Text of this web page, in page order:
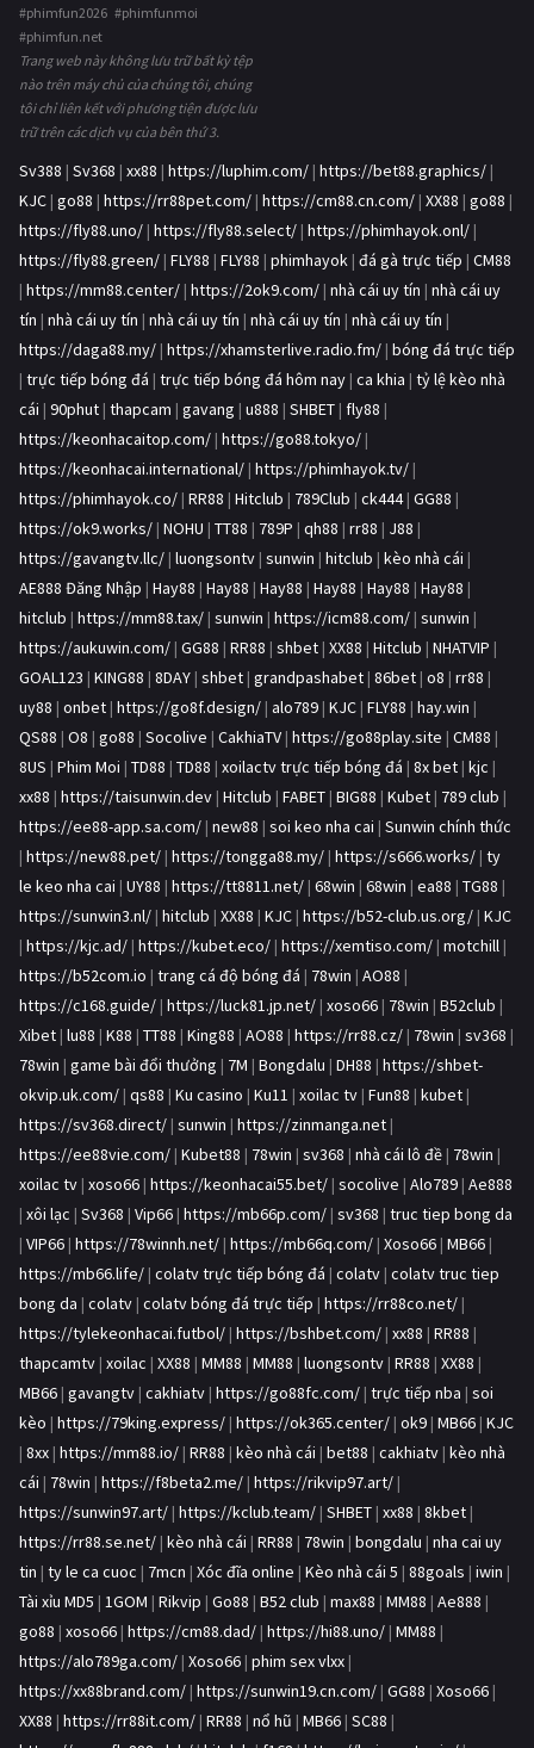
#phimfun2026 #phimfunmoi
#phimfun.net
Trang web này không lưu trữ bất kỳ tệp
nào trên máy chủ của chúng tôi, chúng
tôi chỉ liên kết với phương tiện được lưu
trữ trên các dịch vụ của bên thứ 3.
Sv388 | Sv368 | xx88 | https://luphim.com/ | https://bet88.graphics/ |
KJC | go88 | https://rr88pet.com/ | https://cm88.cn.com/ | XX88 | go88 |
https://fly88.uno/ | https://fly88.select/ | https://phimhayok.onl/ |
https://fly88.green/ | FLY88 | FLY88 | phimhayok | đá gà trực tiếp | CM88
| https://mm88.center/ | https://2ok9.com/ | nhà cái uy tín | nhà cái uy
tín | nhà cái uy tín | nhà cái uy tín | nhà cái uy tín | nhà cái uy tín |
https://daga88.my/ | https://xhamsterlive.radio.fm/ | bóng đá trực tiếp
| trực tiếp bóng đá | trực tiếp bóng đá hôm nay | ca khia | tỷ lệ kèo nhà
cái | 90phut | thapcam | gavang | u888 | SHBET | fly88 |
https://keonhacaitop.com/ | https://go88.tokyo/ |
https://keonhacai.international/ | https://phimhayok.tv/ |
https://phimhayok.co/ | RR88 | Hitclub | 789Club | ck444| GG88 |
https://ok9.works/ | NOHU | TT88 | 789P | qh88 | rr88 | J88 |
https://gavangtv.llc/ | luongsontv | sunwin | hitclub | kèo nhà cái |
AE888 Đăng Nhập | Hay88 | Hay88 | Hay88 | Hay88 | Hay88 | Hay88 |
hitclub | https://mm88.tax/ | sunwin | https://icm88.com/ | sunwin |
https://aukuwin.com/ | GG88 | RR88 | shbet | XX88 | Hitclub | NHATVIP |
GOAL123 | KING88 | 8DAY | shbet | grandpashabet | 86bet | o8 | rr88 |
uy88 | onbet | https://go8f.design/ | alo789 | KJC | FLY88 | hay.win |
QS88 | O8 | go88 | Socolive | CakhiaTV | https://go88play.site | CM88 |
8US | Phim Moi | TD88 | TD88 | xoilactv trực tiếp bóng đá | 8x bet | kjc |
xx88 | https://taisunwin.dev | Hitclub | FABET | BIG88 | Kubet | 789 club |
https://ee88-app.sa.com/ | new88 | soi keo nha cai | Sunwin chính thức
| https://new88.pet/ | https://tongga88.my/ | https://s666.works/ | ty
le keo nha cai | UY88 | https://tt8811.net/ | 68win | 68win | ea88 | TG88 |
https://sunwin3.nl/ | hitclub | XX88 | KJC | https://b52-club.us.org/ | KJC
| https://kjc.ad/ | https://kubet.eco/ | https://xemtiso.com/ | motchill |
https://b52com.io | trang cá độ bóng đá | 78win | AO88 |
https://c168.guide/ | https://luck81.jp.net/ | xoso66 | 78win | B52club |
Xibet | lu88 | K88 | TT88 | King88 | AO88 | https://rr88.cz/ | 78win | sv368 |
78win | game bài đổi thưởng | 7M | Bongdalu | DH88 | https://shbet-
okvip.uk.com/ | qs88 | Ku casino | Ku11 | xoilac tv | Fun88 | kubet |
https://sv368.direct/ | sunwin | https://zinmanga.net |
https://ee88vie.com/ | Kubet88 | 78win | sv368 | nhà cái lô đề | 78win |
xoilac tv | xoso66 | https://keonhacai55.bet/ | socolive | Alo789 | Ae888
| xôi lạc | Sv368 | Vip66 | https://mb66p.com/ | sv368 | truc tiep bong da
| VIP66 | https://78winnh.net/ | https://mb66q.com/ | Xoso66 | MB66 |
https://mb66.life/ | colatv trực tiếp bóng đá | colatv | colatv truc tiep
bong da | colatv | colatv bóng đá trực tiếp | https://rr88co.net/ |
https://tylekeonhacai.futbol/ | https://bshbet.com/ | xx88 | RR88 |
thapcamtv | xoilac | XX88 | MM88 | MM88 | luongsontv | RR88 | XX88 |
MB66 | gavangtv | cakhiatv | https://go88fc.com/ | trực tiếp nba | soi
kèo | https://79king.express/ | https://ok365.center/ | ok9 | MB66 | KJC
| 8xx | https://mm88.io/ | RR88 | kèo nhà cái | bet88 | cakhiatv | kèo nhà
cái | 78win | https://f8beta2.me/ | https://rikvip97.art/ |
https://sunwin97.art/ | https://kclub.team/ | SHBET | xx88 | 8kbet |
https://rr88.se.net/ | kèo nhà cái | RR88 | 78win | bongdalu | nha cai uy
tin | ty le ca cuoc | 7mcn | Xóc đĩa online | Kèo nhà cái 5 | 88goals | iwin |
Tài xỉu MD5 | 1GOM | Rikvip | Go88 | B52 club | max88 | MM88 | Ae888 |
go88 | xoso66 | https://cm88.dad/ | https://hi88.uno/ | MM88 |
https://alo789ga.com/ | Xoso66 | phim sex vlxx |
https://xx88brand.com/ | https://sunwin19.cn.com/ | GG88 | Xoso66 |
XX88 | https://rr88it.com/ | RR88 | nổ hũ | MB66 | SC88 |